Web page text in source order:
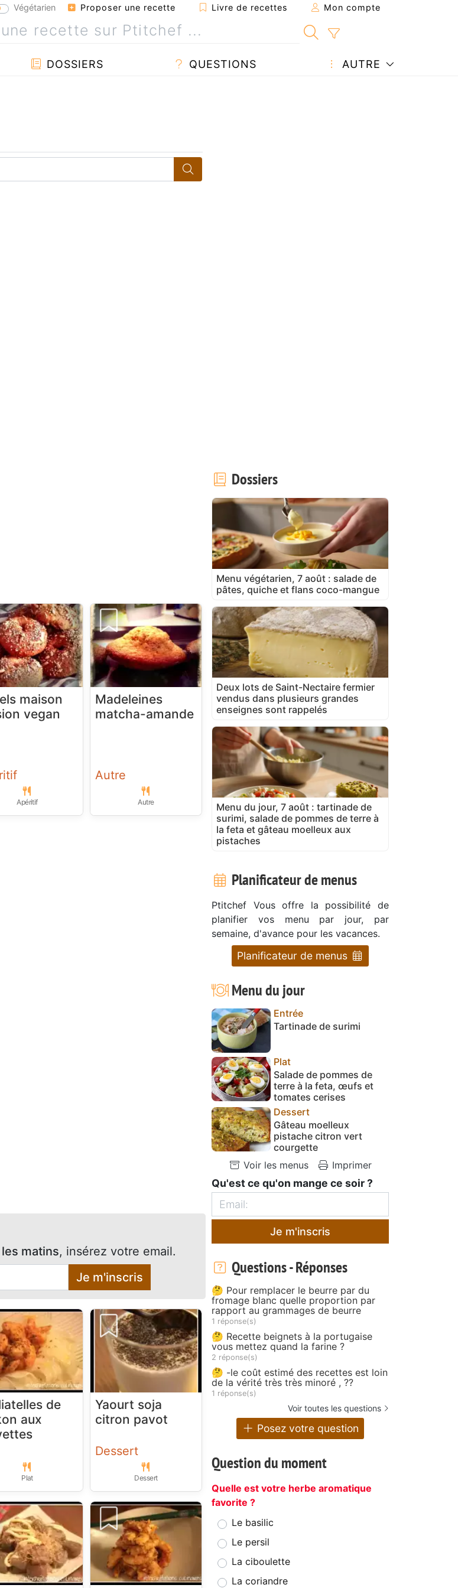
Végétarien Proposer une recette Livre de recettes Mon compte
DOSSIERS QUESTIONS AUTRE
maison
vegan
Apéritif
Madeleines
matcha-amande
Autre
Autre
matins, insérez votre email.
Je m'inscris
de
aux
Plat
Yaourt soja
citron pavot
Dessert
Dessert
Dossiers
Menu végétarien, 7 août : salade de
pâtes, quiche et flans coco-mangue
Deux lots de Saint-Nectaire fermier
vendus dans plusieurs grandes
enseignes sont rappelés
Menu du jour, 7 août : tartinade de
surimi, salade de pommes de terre à
la feta et gâteau moelleux aux
pistaches
Planificateur de menus
Ptitchef Vous offre la possibilité de
planifier vos menu par jour, par
semaine, d'avance pour les vacances.
Planificateur de menus
Menu du jour
Entrée
Tartinade de surimi
Plat
Salade de pommes de
terre à la feta, œufs et
tomates cerises
Dessert
Gâteau moelleux
pistache citron vert
courgette
Voir les menus
Imprimer
Qu'est ce qu'on mange ce soir ?
Je m'inscris
Questions - Réponses
🤔 Pour remplacer le beurre par du
fromage blanc quelle proportion par
rapport au grammages de beurre
1 réponse(s)
🤔 Recette beignets à la portugaise
vous mettez quand la farine ?
2 réponse(s)
🤔 -le coût estimé des recettes est loin
de la vérité très très minoré , ??
1 réponse(s)
Voir toutes les questions
Posez votre question
Question du moment
Quelle est votre herbe aromatique
favorite ?
Le basilic
Le persil
La ciboulette
La coriandre